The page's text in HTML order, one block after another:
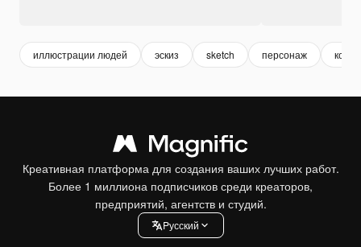
иллюстрации людей эскиз sketch персонаж
Креативная платформа для создания ваших лучших работ.
Более 1 миллиона подписчиков среди креаторов,
предприятий, агентств и студий.
Pусский